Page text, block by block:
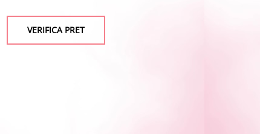
VERIFICA PRET